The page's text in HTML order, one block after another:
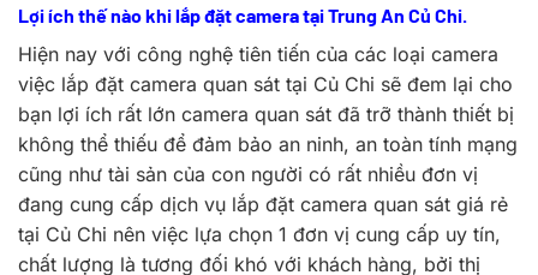
Lợi ích thế nào khi lắp đặt camera tại Trung An Củ Chi.
Hiện nay với công nghệ tiên tiến của các loại camera
việc lắp đặt camera quan sát tại Củ Chi sẽ đem lại cho
bạn lợi ích rất lớn camera quan sát đã trỡ thành thiết bị
không thể thiếu để đảm bảo an ninh, an toàn tính mạng
cũng như tài sản của con người có rất nhiều đơn vị
đang cung cấp dịch vụ lắp đặt camera quan sát giá rẻ
tại Củ Chi nên việc lựa chọn 1 đơn vị cung cấp uy tín,
chất lượng là tương đối khó với khách hàng, bởi thị